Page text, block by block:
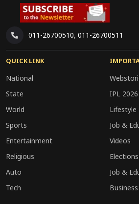
NAFED कृषि विपणन, खरीद और
व्यवस्था में अहम भूमिका निभाता है।
सहकारिता क्षेत्र में तकनीक,
सेवाओं को बढ़ावा मिलने की उम्मीद
011-26700510, 011-26700511
QUICK LINK
National
State
World
Sports
Entertainment
Religious
Auto
Tech
IPL 2026
Lifestyle
Job &
Videos
Elections
Job &
Business